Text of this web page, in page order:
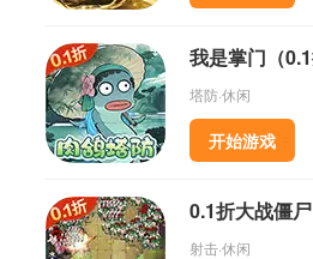
塔防·休闲
开始游戏
0.1折大战僵尸
射击·休闲